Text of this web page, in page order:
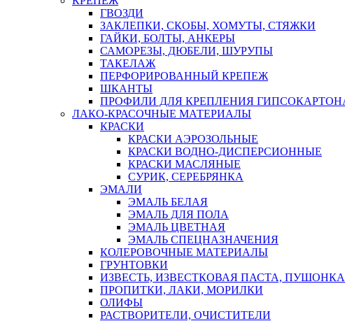
ГВОЗДИ
ЗАКЛЕПКИ, СКОБЫ, ХОМУТЫ, СТЯЖКИ
ГАЙКИ, БОЛТЫ, АНКЕРЫ
САМОРЕЗЫ, ДЮБЕЛИ, ШУРУПЫ
ТАКЕЛАЖ
ПЕРФОРИРОВАННЫЙ КРЕПЕЖ
ШКАНТЫ
ПРОФИЛИ ДЛЯ КРЕПЛЕНИЯ
ЛАКО-КРАСОЧНЫЕ МАТЕРИАЛЫ
КРАСКИ
КРАСКИ АЭРОЗОЛЬНЫЕ
КРАСКИ ВОДНО-ДИСПЕРСИОННЫЕ
КРАСКИ МАСЛЯНЫЕ
СУРИК, СЕРЕБРЯНКА
ЭМАЛИ
ЭМАЛЬ БЕЛАЯ
ЭМАЛЬ ДЛЯ ПОЛА
ЭМАЛЬ ЦВЕТНАЯ
ЭМАЛЬ СПЕЦНАЗНАЧЕНИЯ
КОЛЕРОВОЧНЫЕ МАТЕРИАЛЫ
ГРУНТОВКИ
ИЗВЕСТЬ, ИЗВЕСТКОВАЯ ПАСТА, ПУШОНКА
ПРОПИТКИ, ЛАКИ, МОРИЛКИ
ОЛИФЫ
РАСТВОРИТЕЛИ, ОЧИСТИТЕЛИ